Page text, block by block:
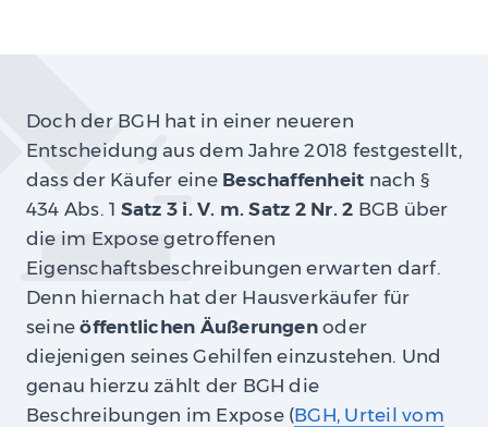
Doch der BGH hat in einer neueren
Entscheidung aus dem Jahre 2018 festgestellt,
dass der Käufer eine Beschaffenheit nach §
434 Abs. 1 Satz 3 i. V. m. Satz 2 Nr. 2 BGB über
die im Expose getroffenen
Eigenschaftsbeschreibungen erwarten darf.
Denn hiernach hat der Hausverkäufer für
seineöffentlichen Äußerungenoder
diejenigen seines Gehilfen einzustehen. Und
genau hierzu zählt der BGH die
Beschreibungen im Expose (BGH, Urteil vom